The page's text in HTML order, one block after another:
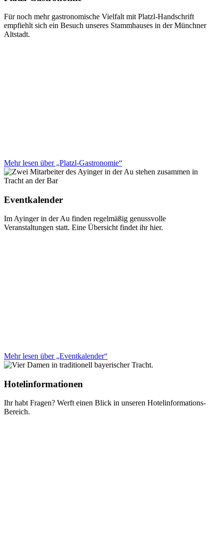
Für noch mehr gastronomische Vielfalt mit Platzl-Handschrift
empfiehlt sich ein Besuch unseres Stammhauses in der Münchner
Altstadt.
Mehr lesen über „Platzl-Gastronomie“
Eventkalender
Im Ayinger in der Au finden regelmäßig genussvolle
Veranstaltungen statt. Eine Übersicht findet ihr hier.
Mehr lesen über „Eventkalender“
Hotelinformationen
Ihr habt Fragen? Werft einen Blick in unseren Hotelinformations-
Bereich.